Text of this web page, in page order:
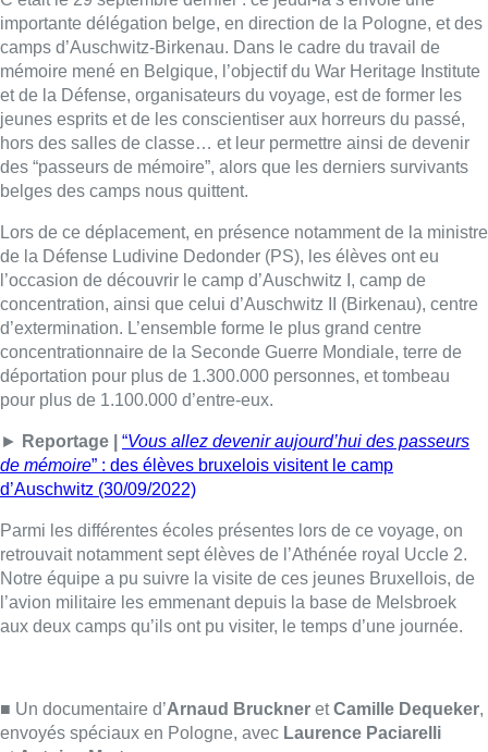
concentration, ainsi que celui d’Auschwitz II (Birkenau), centre
d’extermination. L’ensemble forme le plus grand centre
concentrationnaire de la Seconde Guerre Mondiale, terre de
déportation pour plus de 1.300.000 personnes, et tombeau
pour plus de 1.100.000 d’entre-eux.
►Reportage |“Vous allez devenir aujourd’hui des passeurs
de mémoire” : des élèves bruxelois visitent le camp
d’Auschwitz (30/09/2022)
Parmi les différentes écoles présentes lors de ce voyage, on
retrouvait notamment sept élèves de l’Athénée royal Uccle 2.
Notre équipe a pu suivre la visite de ces jeunes Bruxellois, de
l’avion militaire les emmenant depuis la base de Melsbroek
aux deux camps qu’ils ont pu visiter, le temps d’une journée.
envoyés spéciaux en Pologne, avecLaurence Paciarelli
etAntoine Martens
Lire aussi :
À Bruxelles, le blocus s’invite dans
des lieux insolites : “C’est
exceptionnel, il faut se l’avouer”